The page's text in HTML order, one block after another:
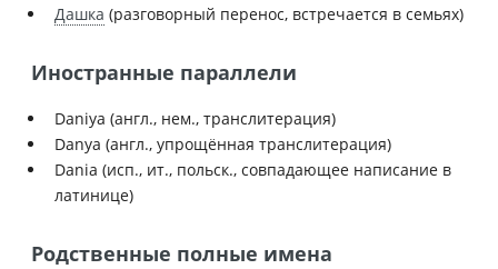
Дашка (разговорный перенос, встречается в семьях)
Иностранные параллели
Daniya (англ., нем., транслитерация)
Danya (англ., упрощённая транслитерация)
Dania (исп., ит., польск., совпадающее написание в
латинице)
Родственные полные имена